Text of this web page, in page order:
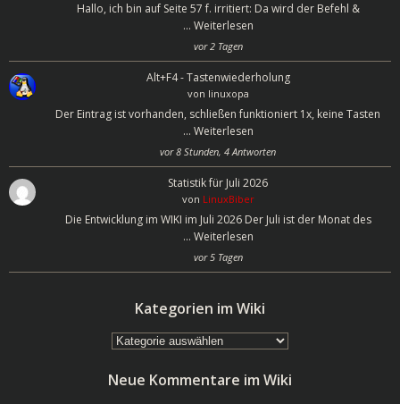
Hallo, ich bin auf Seite 57 f. irritiert: Da wird der Befehl &
… Weiterlesen
vor 2 Tagen
Alt+F4 - Tastenwiederholung
von linuxopa
Der Eintrag ist vorhanden, schließen funktioniert 1x, keine Tasten
… Weiterlesen
vor 8 Stunden, 4 Antworten
Statistik für Juli 2026
von LinuxBiber
Die Entwicklung im WIKI im Juli 2026 Der Juli ist der Monat des
… Weiterlesen
vor 5 Tagen
Kategorien im Wiki
Kategorien
Wiki
Neue Kommentare im Wiki